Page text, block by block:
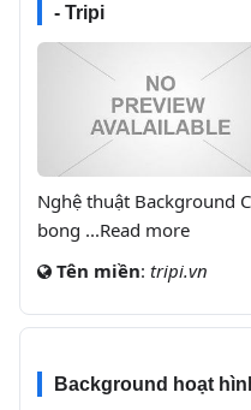
- Tripi
Nghệ thuật Background
bong ...Read more
Tên miền: tripi.vn
Background hoạt